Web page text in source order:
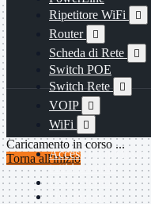
Ripetitore WiFi

Router 
Scheda di Rete 
Switch POE
Switch Rete

VOIP 
WiFi 
Access Point Mostra
tutti i prodotti
Uso Esterno
Uso Interno
Caricamento in corso ...
Torna all'inizio